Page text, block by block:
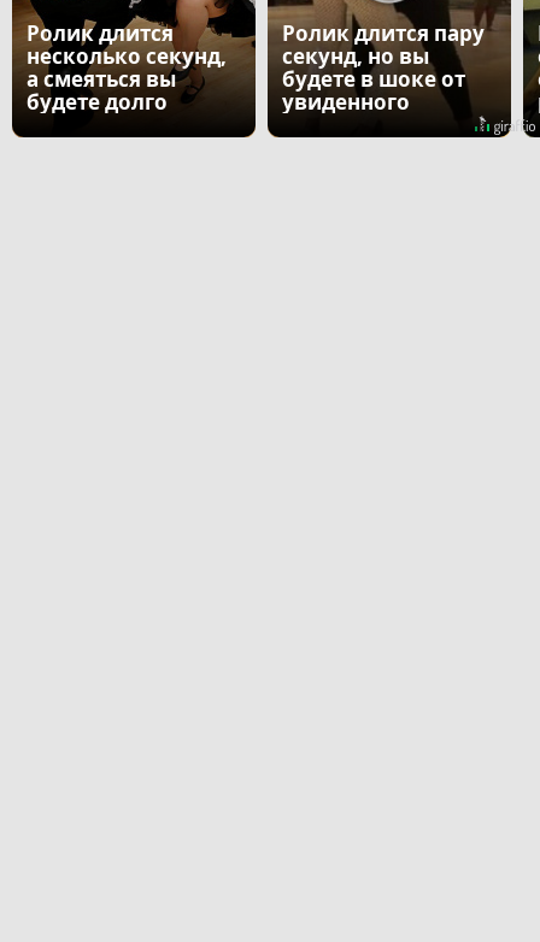
Ролик длится
несколько секунд,
а смеяться вы
будете долго
Ролик длится пару
секунд, но вы
будете в шоке от
увиденного